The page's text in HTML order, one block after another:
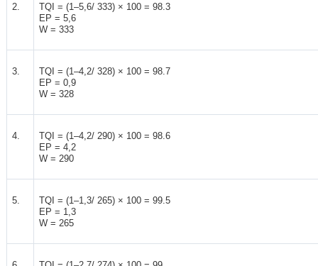
2.
TQI = (1–5,6/ 333) × 100 = 98.3
EP = 5,6
W = 333
3.
TQI = (1–4,2/ 328) × 100 = 98.7
EP = 0,9
W = 328
4.
TQI = (1–4,2/ 290) × 100 = 98.6
EP = 4,2
W = 290
5.
TQI = (1–1,3/ 265) × 100 = 99.5
EP = 1,3
W = 265